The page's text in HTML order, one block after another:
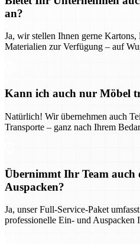
an?
Ja, wir stellen Ihnen gerne
Materialien zur Verfügung – auf
Kann ich auch nur Möbel
Natürlich! Wir übernehmen auch
Transporte – ganz nach Ihrem
Übernimmt Ihr Team auch
Auspacken?
Ja, unser Full-Service-Paket
professionelle Ein- und Auspacken